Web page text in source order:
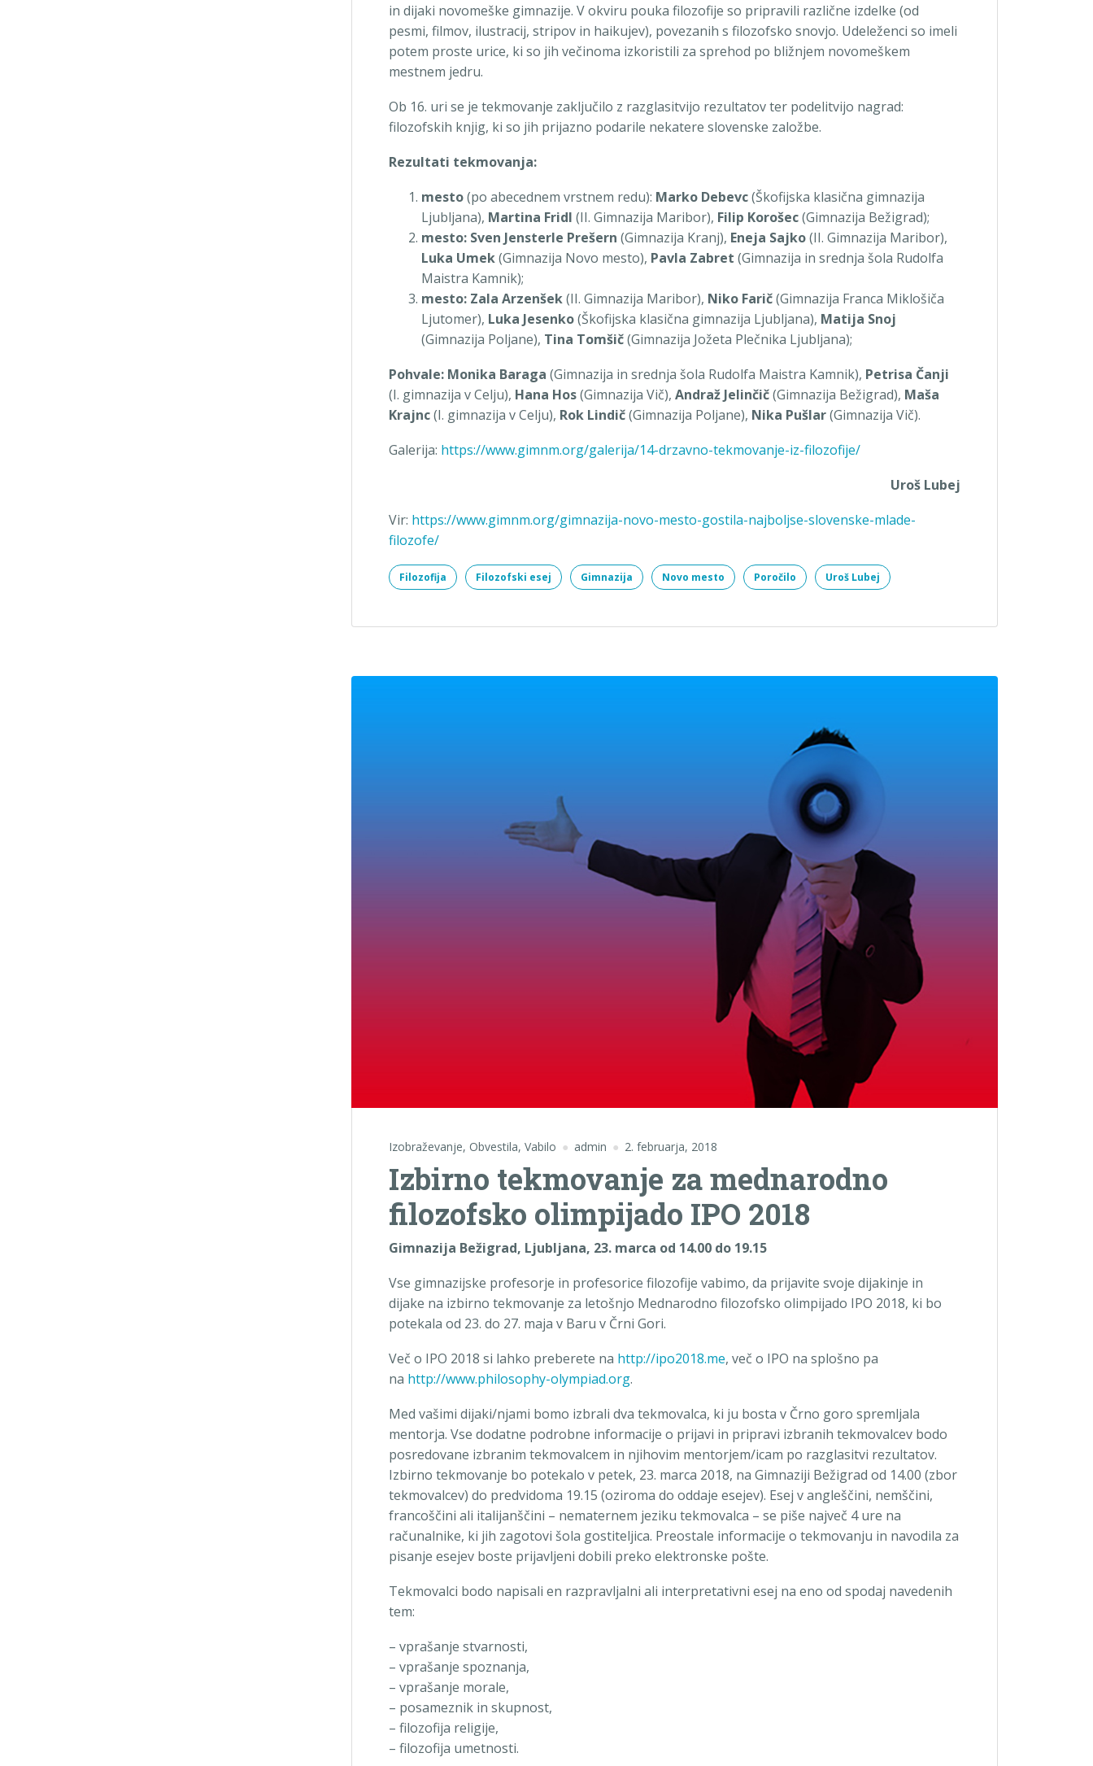
in dijaki novomeške gimnazije. V okviru pouka filozofije so pripravili različne izdelke (od
pesmi, filmov, ilustracij, stripov in haikujev), povezanih s filozofsko snovjo. Udeleženci so imeli
potem proste urice, ki so jih večinoma izkoristili za sprehod po bližnjem novomeškem
mestnem jedru.
Ob 16. uri se je tekmovanje zaključilo z razglasitvijo rezultatov ter podelitvijo nagrad:
filozofskih knjig, ki so jih prijazno podarile nekatere slovenske založbe.
Rezultati tekmovanja:
mesto(po abecednem vrstnem redu): Marko Debevc(Škofijska klasična gimnazija
Ljubljana), Martina Fridl (II. Gimnazija Maribor), Filip Korošec(Gimnazija Bežigrad);
mesto: Sven Jensterle Prešern (Gimnazija Kranj), Eneja Sajko(II. Gimnazija Maribor),
Luka Umek(Gimnazija Novo mesto), Pavla Zabret (Gimnazija in srednja šola Rudolfa
Maistra Kamnik);
mesto: Zala Arzenšek(II. Gimnazija Maribor), Niko Farič(Gimnazija Franca Miklošiča
Ljutomer), Luka Jesenko(Škofijska klasična gimnazija Ljubljana), Matija Snoj
(Gimnazija Poljane), Tina Tomšič(Gimnazija Jožeta Plečnika Ljubljana);
Pohvale: Monika Baraga (Gimnazija in srednja šola Rudolfa Maistra Kamnik), Petrisa Čanji
(I. gimnazija v Celju), Hana Hos(Gimnazija Vič), Andraž Jelinčič(Gimnazija Bežigrad), Maša
Krajnc(I. gimnazija v Celju), Rok Lindič(Gimnazija Poljane), Nika Pušlar(Gimnazija Vič).
Galerija: https://www.gimnm.org/galerija/14-drzavno-tekmovanje-iz-filozofije/
Uroš Lubej
Vir: https://www.gimnm.org/gimnazija-novo-mesto-gostila-najboljse-slovenske-mlade-
filozofe/
Filozofija Filozofski esej Gimnazija Novo mesto Poročilo Uroš Lubej
Izobraževanje, Obvestila, Vabilo admin 2. februarja, 2018
Izbirno tekmovanje za mednarodno
filozofsko olimpijado IPO 2018
Gimnazija Bežigrad, Ljubljana, 23. marca od 14.00 do 19.15
Vse gimnazijske profesorje in profesorice filozofije vabimo, da prijavite svoje dijakinje in
dijake na izbirno tekmovanje za letošnjo Mednarodno filozofsko olimpijado IPO 2018, ki bo
potekala od 23. do 27. maja v Baru v Črni Gori.
Več o IPO 2018 si lahko preberete na http://ipo2018.me, več o IPO na splošno pa
na http://www.philosophy-olympiad.org.
Med vašimi dijaki/njami bomo izbrali dva tekmovalca, ki ju bosta v Črno goro spremljala
mentorja. Vse dodatne podrobne informacije o prijavi in pripravi izbranih tekmovalcev bodo
posredovane izbranim tekmovalcem in njihovim mentorjem/icam po razglasitvi rezultatov.
Izbirno tekmovanje bo potekalo v petek, 23. marca 2018, na Gimnaziji Bežigrad od 14.00 (zbor
tekmovalcev) do predvidoma 19.15 (oziroma do oddaje esejev). Esej v angleščini, nemščini,
francoščini ali italijanščini – nematernem jeziku tekmovalca – se piše največ 4 ure na
računalnike, ki jih zagotovi šola gostiteljica. Preostale informacije o tekmovanju in navodila za
pisanje esejev boste prijavljeni dobili preko elektronske pošte.
Tekmovalci bodo napisali en razpravljalni ali interpretativni esej na eno od spodaj navedenih
tem:
– vprašanje stvarnosti,
– vprašanje spoznanja,
– vprašanje morale,
– posameznik in skupnost,
– filozofija religije,
– filozofija umetnosti.